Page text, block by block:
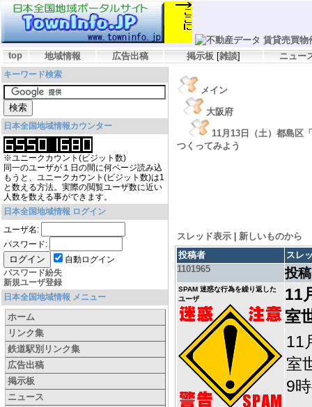
top 地域情報 広告出稿 掲示板 [雑談] ニュー
キーワード検索
日本全国地域情報カウンター
※ユニークカウント(ビジット数)
同一のユーザが１日の間に何ページ読み込
もうと、ユニークカウント(ビジット数)は1
と数える方法。実際の閲覧ユーザ数に近い
人数を数える事ができます。
日本全国地域情報 ログイン
ユーザ名:
パスワード:
自動ログイン
パスワード紛失
新規ユーザ登録
日本全国地域情報 メニュー
ホーム
リンク集
鉄道駅別リンク集
広告出稿
掲示板
ニュース
メイン
大阪府
11月13日（土）都島区
つくってみよう
スレッド表示
新しいものから
投稿者
スレ
1101965
投
SPAM 迷惑な行為を繰り返した
ユーザ
11
室
11
室
9